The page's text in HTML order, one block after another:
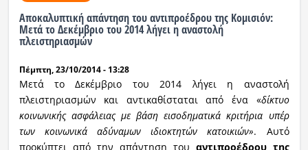
Αποκαλυπτική απάντηση του αντιπροέδρου της Κομισιόν:
Mετά το Δεκέμβριο του 2014 λήγει η αναστολή
πλειστηριασμών
Πέμπτη, 23/10/2014 - 13:28
Mετά το Δεκέμβριο του 2014 λήγει η αναστολή
πλειστηριασμών και αντικαθίσταται από ένα «δίκτυο
κοινωνικής ασφάλειας με βάση εισοδηματικά κριτήρια υπέρ
των κοινωνικά αδύναμων ιδιοκτητών κατοικιών». Αυτό
προκύπτει από την απάντηση του αντιπροέδρου της